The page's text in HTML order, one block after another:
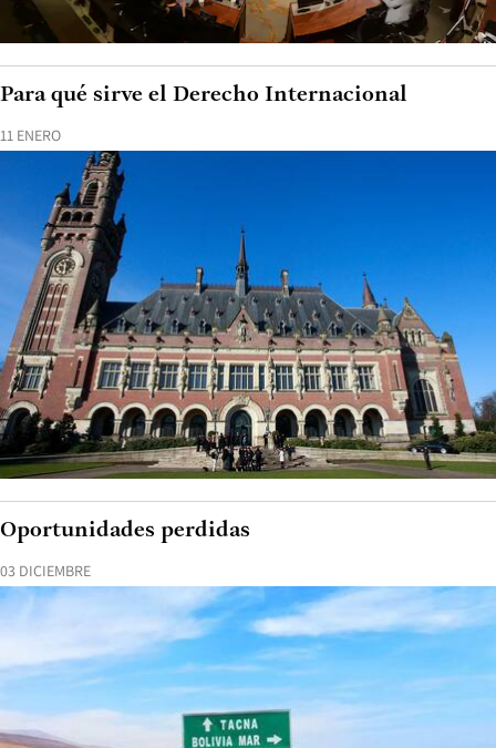
11 ENERO
Para qué sirve el Derecho Internacional
03 DICIEMBRE
Oportunidades perdidas